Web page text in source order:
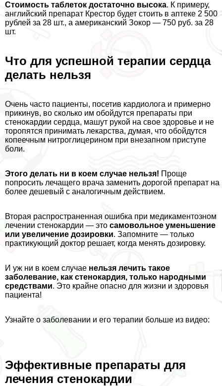
Стоимость таблеток достаточно высока. К примеру,
английский препарат Крестор будет стоить в аптеке 2 500
рублей за 28 шт., а американский Зокор — 750 руб. за 28
шт.
Что для успешной терапии сердца
делать нельзя
Очень часто пациенты, посетив кардиолога и примерно
прикинув, во сколько им обойдутся препараты при
стенокардии сердца, машут рукой на свое здоровье и не
торопятся принимать лекарства, думая, что обойдутся
копеечным нитроглицерином при внезапном приступе
боли.
Этого делать ни в коем случае нельзя! Проще
попросить лечащего врача заменить дорогой препарат на
более дешевый с аналогичным действием.
Вторая распространенная ошибка при медикаментозном
лечении стенокардии — это самовольное уменьшение
или увеличение дозировки. Запомните — только
пpaктикующий доктор решает, когда менять дозировку.
И уж ни в коем случае нельзя лечить такое
заболевание, как стенокардия, только народными
средствами. Это крайне опасно для жизни и здоровья
пациента!
Узнайте о заболевании и его терапии больше из видео:
Эффективные препараты для
лечения стенокардии